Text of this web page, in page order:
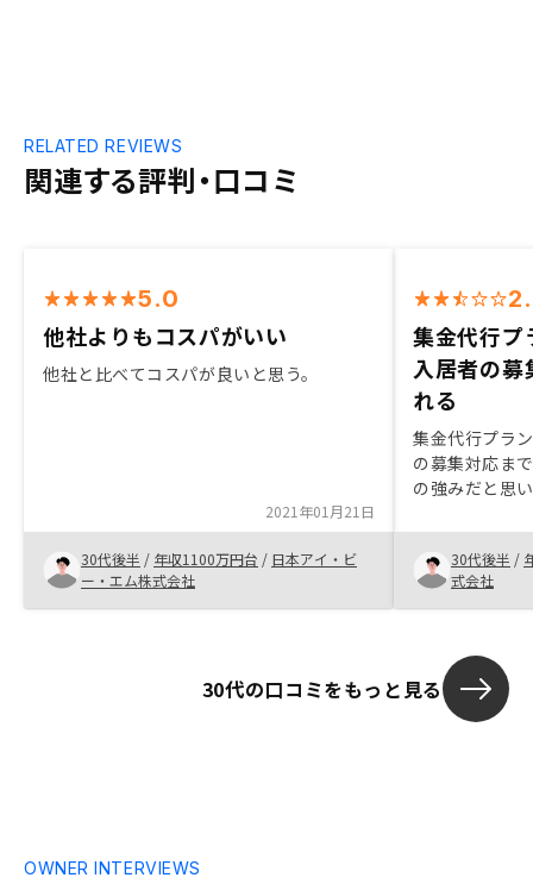
関連する評判・口コミ
RELATED REVIEWS
5.0
他社よりもコスパがいい
他社と比べてコスパが良いと思う。
2021年01月21日
30代後半 / 年収1100万円台 / 日本アイ・ビ
ー・エム株式会社
集金代行プ
入居者の
れる
集金代行プラ
の募集対応ま
の強みだと思
30代後半 /
式会社
30代の口コミをもっと見る
OWNER INTERVIEWS